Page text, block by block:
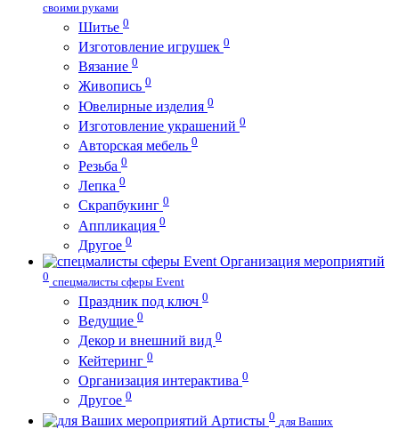
своими руками
Шитье 0
Изготовление игрушек 0
Вязание 0
Живопись 0
Ювелирные изделия 0
Изготовление украшений 0
Авторская мебель 0
Резьба 0
Лепка 0
Скрапбукинг 0
Аппликация 0
Другое 0
Организация мероприятий
0 спецмалисты сферы Event
Праздник под ключ 0
Ведущие 0
Декор и внешний вид 0
Кейтеринг 0
Организация интерактива 0
Другое 0
Артисты 0 для Ваших